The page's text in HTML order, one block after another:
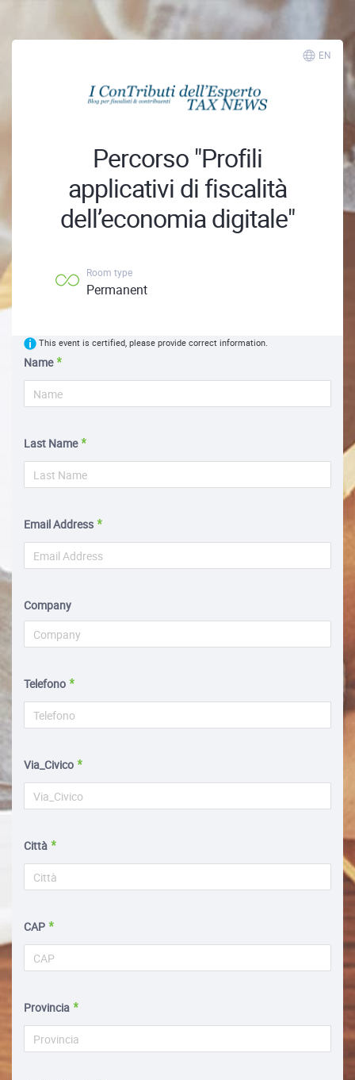
EN
Percorso "Profili
applicativi di fiscalità
dell’economia digitale"
Room type
Permanent
This event is certified, please provide correct information.
Name
Last Name
Email Address
Company
Telefono
Via_Civico
Città
CAP
Provincia